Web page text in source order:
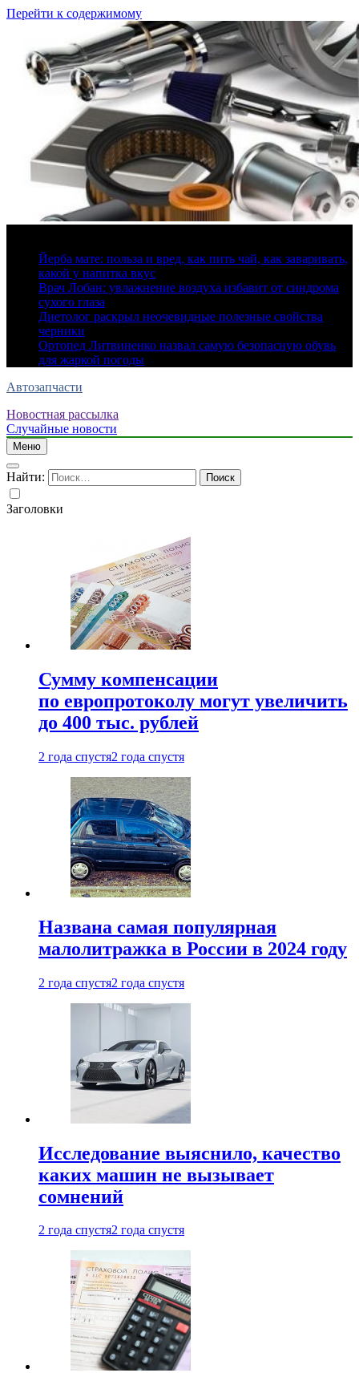
Перейти к содержимому
Йерба мате: польза и вред, как пить чай, как заваривать,
какой у напитка вкус
Врач Лобан: увлажнение воздуха избавит от синдрома
сухого глаза
Диетолог раскрыл неочевидные полезные свойства
черники
Ортопед Литвиненко назвал самую безопасную обувь
для жаркой погоды
Автозапчасти
Новостная рассылка
Случайные новости
Меню
Найти:
Заголовки
Сумму компенсации
по европротоколу могут увеличить
до 400 тыс. рублей
2 года спустя2 года спустя
Названа самая популярная
малолитражка в России в 2024 году
2 года спустя2 года спустя
Исследование выяснило, качество
каких машин не вызывает
сомнений
2 года спустя2 года спустя